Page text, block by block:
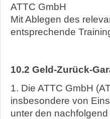
ATTC GmbH
Mit Ablegen des
entsprechende
10.2 Geld-Zurück-
1. Die ATTC GmbH
insbesondere von
unter den